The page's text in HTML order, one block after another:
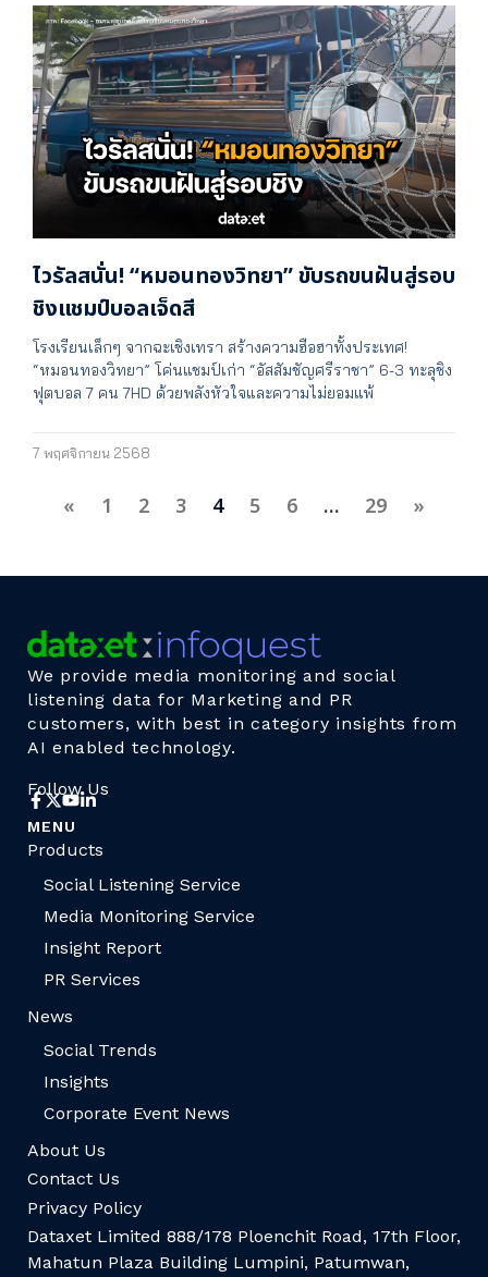
ไวรัลสนั่น! “หมอนทองวิทยา” ขับรถขนฝันสู่รอบ
ชิงแชมป์บอลเจ็ดสี
โรงเรียนเล็กๆ จากฉะเชิงเทรา สร้างความฮือฮาทั้งประเทศ!
“หมอนทองวิทยา” โค่นแชมป์เก่า “อัสสัมชัญศรีราชา” 6-3 ทะลุชิง
ฟุตบอล 7 คน 7HD ด้วยพลังหัวใจและความไม่ยอมแพ้
7 พฤศจิกายน 2568
« 1 2 3 4 5 6 … 29 »
We provide media monitoring and social
listening data for Marketing and PR
customers, with best in category insights from
AI enabled technology.
Follow Us
MENU
Products
Social Listening Service
Media Monitoring Service
Insight Report
PR Services
News
Social Trends
Insights
Corporate Event News
About Us
Contact Us
Privacy Policy
Dataxet Limited 888/178 Ploenchit Road, 17th Floor,
Mahatun Plaza Building Lumpini, Patumwan,